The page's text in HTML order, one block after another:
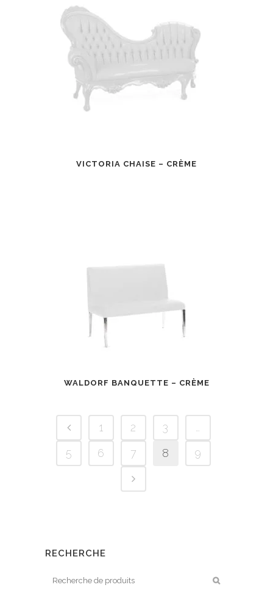
VICTORIA CHAISE – CRÈME
WALDORF BANQUETTE – CRÈME
1 2 3
5
6 7 8 9
RECHERCHE